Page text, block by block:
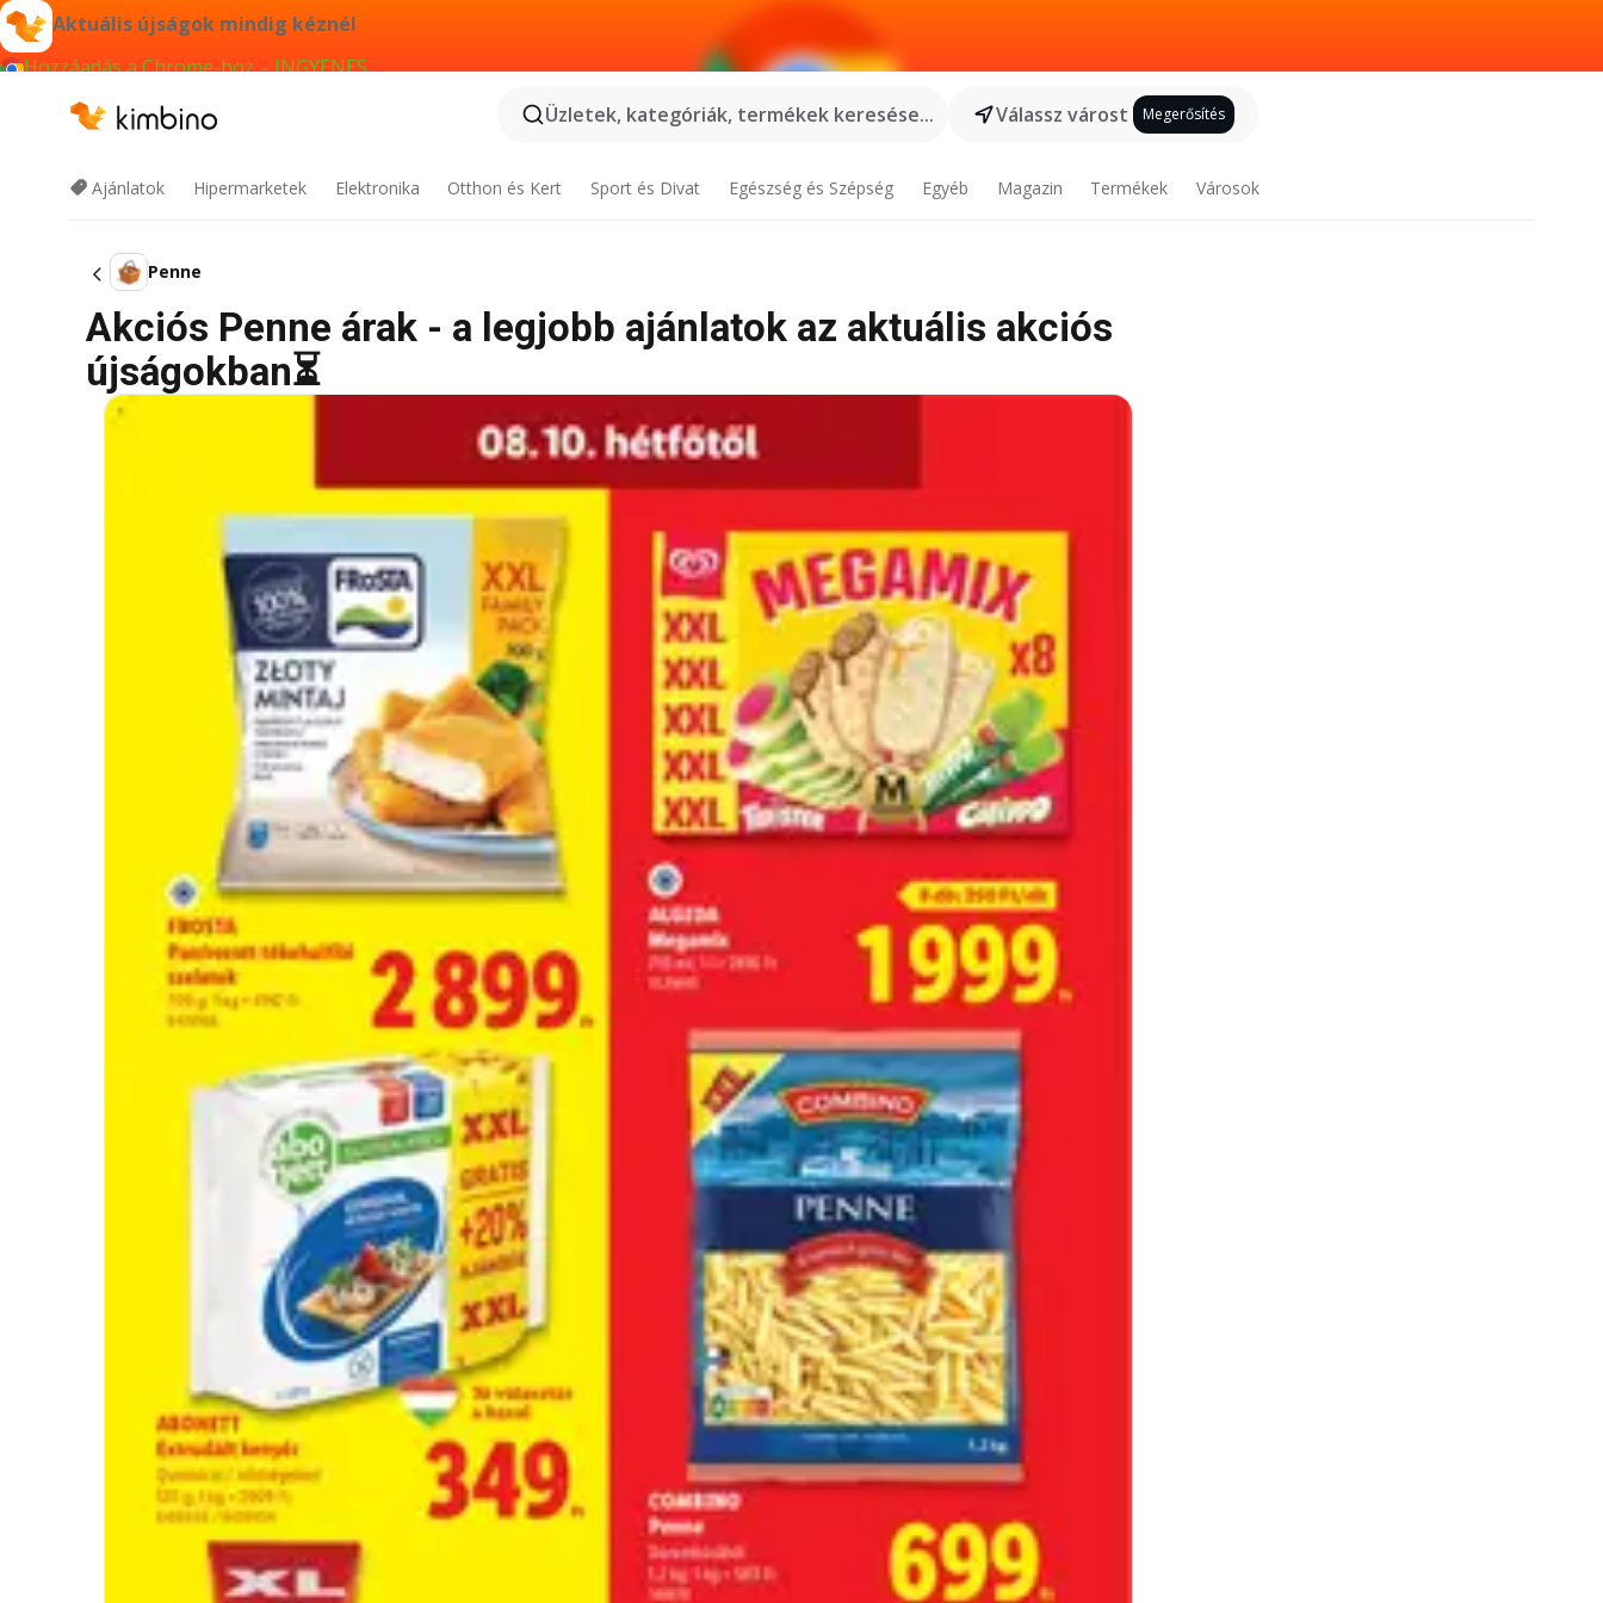
Aktuális újságok mindig kéznél
Hozzáadás a Chrome-hoz – INGYENES
Üzletek, kategóriák, termékek keresése...
Válassz várost Megerősítés
Ajánlatok Hipermarketek Elektronika Otthon és Kert Sport és Divat Egészség és Szépség Egyéb Magazin Termékek Városok
Penne
Akciós Penne árak - a legjobb ajánlatok az aktuális akciós
újságokban⏳